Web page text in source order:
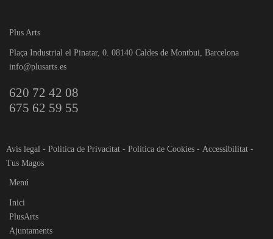
Plus Arts
Plaça Industrial el Pinatar, 0. 08140 Caldes de Montbui, Barcelona
info@plusarts.es
620 72 42 08
675 62 59 55
Avís legal - Política de Privacitat - Política de Cookies - Accessibilitat -
Tus Magos
Menú
Inici
PlusArts
Ajuntaments